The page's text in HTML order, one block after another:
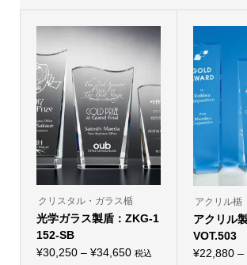
クリスタル・ガラス楯
光学ガラス製盾：ZKG-1
152-SB
¥30,250 – ¥34,650価税込
アクリル楯
アクリル
VOT.503
¥22,880 –